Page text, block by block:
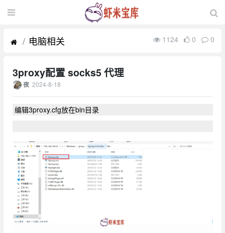
电脑相关 1124 0 0
3proxy配置 socks5 代理
夜 2024-8-18
编辑3proxy.cfg放在bin目录